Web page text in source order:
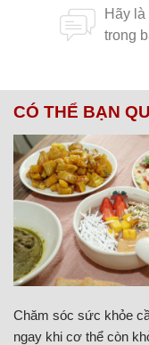
CÓ THỂ BẠN
Chăm sóc sức khỏe
ngay khi cơ thể còn